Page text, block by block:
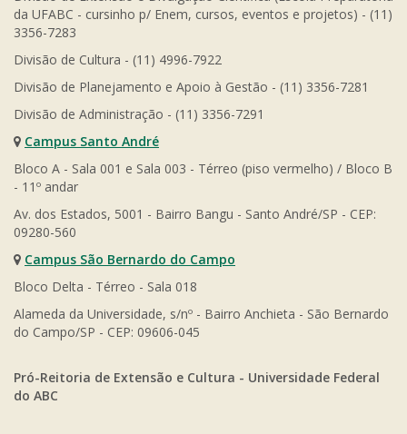
da UFABC - cursinho p/ Enem, cursos, eventos e projetos) - (11)
3356-7283
Divisão de Cultura - (11) 4996-7922
Divisão de Planejamento e Apoio à Gestão - (11) 3356-7281
Divisão de Administração - (11) 3356-7291
Campus Santo André
Bloco A - Sala 001 e Sala 003 - Térreo (piso vermelho) / Bloco B
- 11º andar
Av. dos Estados, 5001 - Bairro Bangu - Santo André/SP - CEP:
09280-560
Campus São Bernardo do Campo
Bloco Delta - Térreo - Sala 018
Alameda da Universidade, s/nº - Bairro Anchieta - São Bernardo
do Campo/SP - CEP: 09606-045
Pró-Reitoria de Extensão e Cultura - Universidade Federal
do ABC